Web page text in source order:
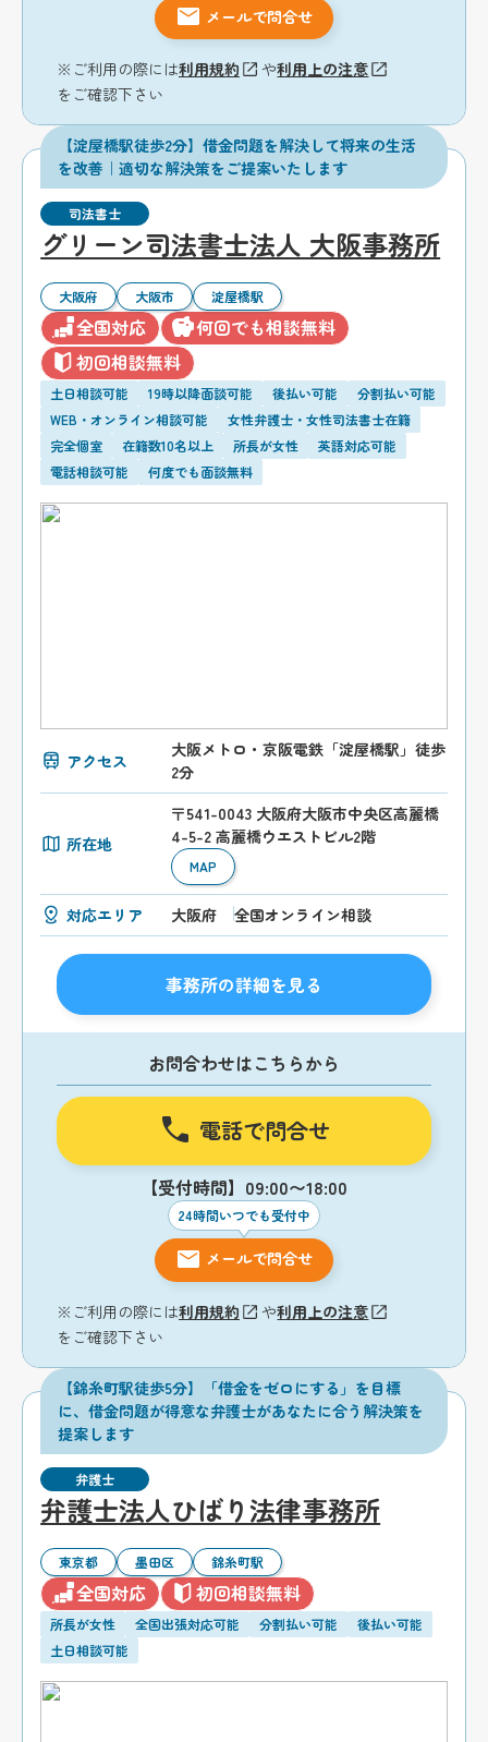
メールで問合せ
※ご利用の際には利用規約 や利用上の注意
をご確認下さい
【淀屋橋駅徒歩2分】借金問題を解決して将来の生活
を改善｜適切な解決策をご提案いたします
司法書士
グリーン司法書士法人 大阪事務所
大阪府 大阪市 淀屋橋駅
全国対応
何回でも相談無料
初回相談無料
土日相談可能 19時以降面談可能 後払い可能
分割払い可能
WEB・オンライン相談可能
女性弁護士・女性司法書士在籍
完全個室
在籍数10名以上 所長が女性
英語対応可能
電話相談可能
何度でも面談無料
アクセス
大阪メトロ・京阪電鉄「淀屋橋駅」徒歩
2分
所在地
〒541-0043 大阪府大阪市中央区高麗橋
4-5-2 高麗橋ウエストビル2階
MAP
対応エリア 大阪府 全国オンライン相談
事務所の詳細を見る
お問合わせはこちらから
電話で問合せ
【受付時間】09:00〜18:00
24時間いつでも受付中
メールで問合せ
※ご利用の際には利用規約 や利用上の注意
をご確認下さい
【錦糸町駅徒歩5分】「借金をゼロにする」を目標
に、借金問題が得意な弁護士があなたに合う解決策を
提案します
弁護士
弁護士法人ひばり法律事務所
東京都 墨田区 錦糸町駅
全国対応 初回相談無料
所長が女性 全国出張対応可能 分割払い可能
後払い可能
土日相談可能